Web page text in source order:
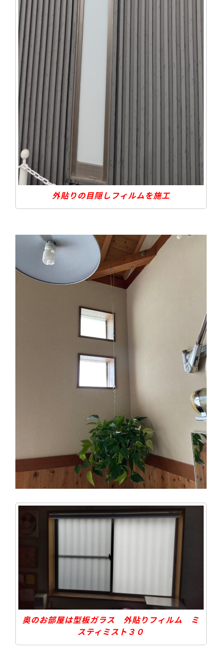
外貼りの目隠しフィルムを施工
奥のお部屋は型板ガラス 外貼りフィルム ミ
スティミスト３０